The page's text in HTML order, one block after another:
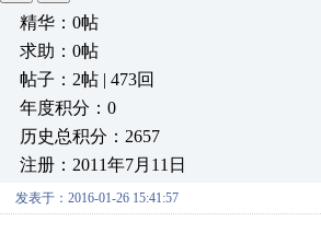
精华：0帖
求助：0帖
帖子：2帖 | 473回
年度积分：0
历史总积分：2657
注册：2011年7月11日
发表于：2016-01-26 15:41:57